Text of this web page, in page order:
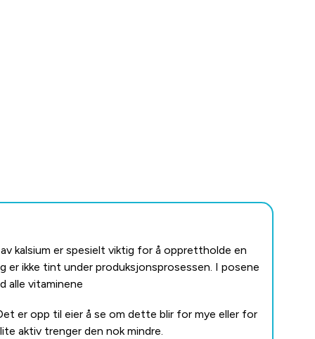
kalsium er spesielt viktig for å opprettholde en
ikke tint under produksjonsprosessen. I posene
alle vitaminene
er opp til eier å se om dette blir for mye eller for
aktiv trenger den nok mindre.